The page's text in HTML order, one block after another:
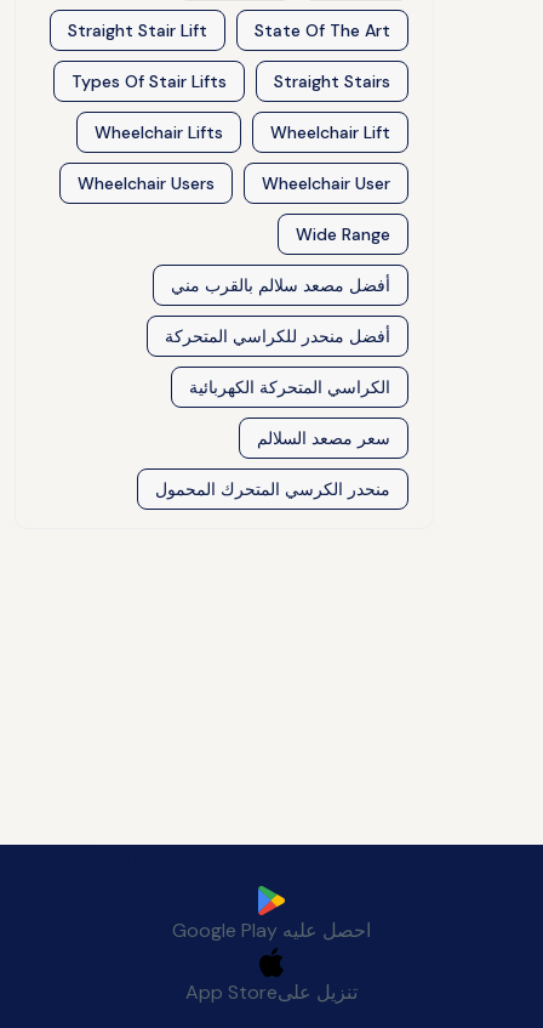
State Of The Art
Straight Stair Lift
Straight Stairs
Types Of Stair Lifts
Wheelchair Lift
Wheelchair Lifts
Wheelchair User
Wheelchair Users
Wide Range
أفضل مصعد سلالم بالقرب مني
أفضل منحدر للكراسي المتحركة
الكراسي المتحركة الكهربائية
سعر مصعد السلالم
منحدر الكرسي المتحرك المحمول
احصل عليه Google Play
تنزيل علىApp Store